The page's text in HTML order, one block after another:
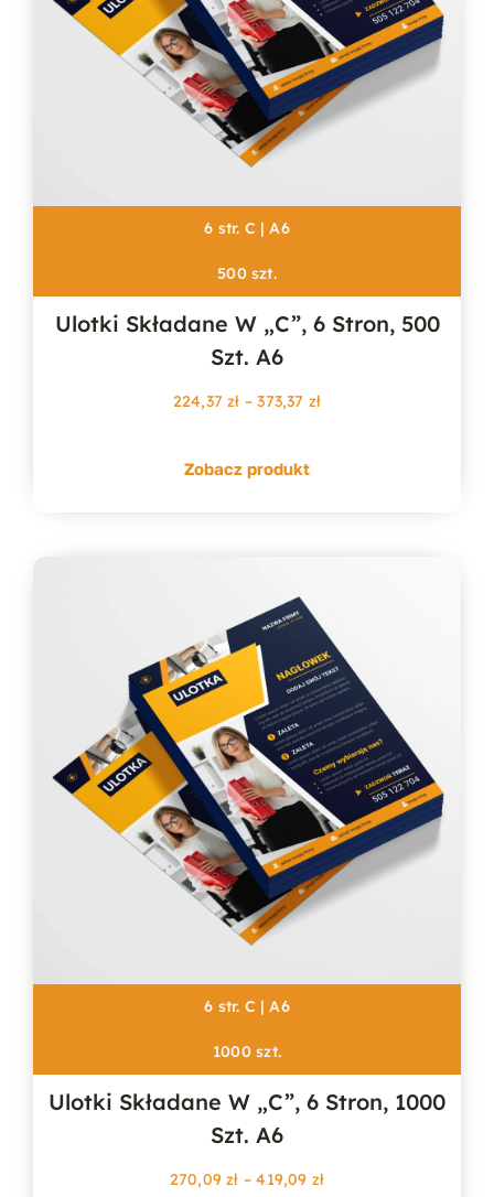
6 str. C | A6
500 szt.
Ulotki Składane W „c”, 6 Stron, 500
Szt. A6
224,37zł – 373,37 złZakres
Zobacz produkt
6 str. C | A6
1000 szt.
Ulotki Składane W „c”, 6 Stron, 1000
Szt. A6
270,09zł – 419,09 złZakres